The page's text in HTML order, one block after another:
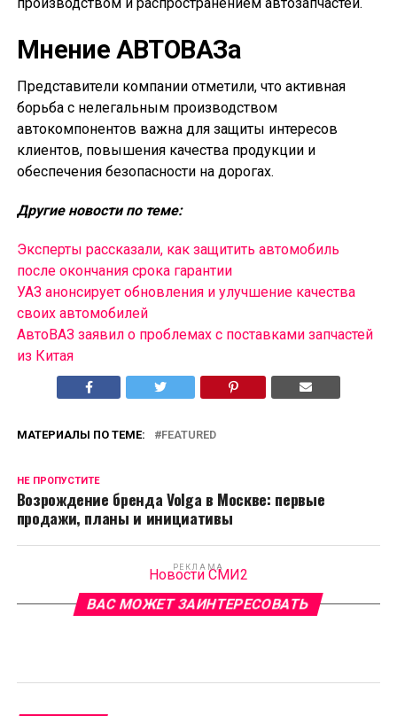
Мнение АВТОВАЗа
Представители компании отметили, что активная
борьба с нелегальным производством
автокомпонентов важна для защиты интересов
клиентов, повышения качества продукции и
обеспечения безопасности на дорогах.
Другие новости по теме:
Эксперты рассказали, как защитить автомобиль
после окончания срока гарантии
УАЗ анонсирует обновления и улучшение качества
своих автомобилей
АвтоВАЗ заявил о проблемах с поставками запчастей
из Китая
МАТЕРИАЛЫ ПО ТЕМЕ: FEATURED
НЕ ПРОПУСТИТЕ
Возрождение бренда Volga в Москве: первые
продажи, планы и инициативы
РЕКЛАМА
Новости СМИ2
ВАС МОЖЕТ ЗАИНТЕРЕСОВАТЬ